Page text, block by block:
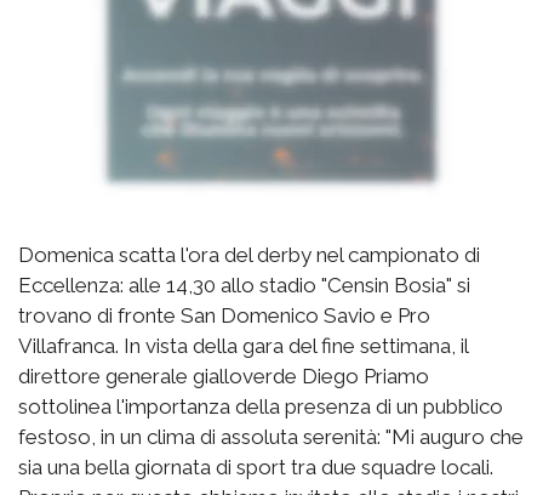
Domenica scatta l'ora del derby nel campionato di
Eccellenza: alle 14,30 allo stadio "Censin Bosia" si
trovano di fronte San Domenico Savio e Pro
Villafranca. In vista della gara del fine settimana, il
direttore generale gialloverde Diego Priamo
sottolinea l'importanza della presenza di un pubblico
festoso, in un clima di assoluta serenità: "Mi auguro che
sia una bella giornata di sport tra due squadre locali.